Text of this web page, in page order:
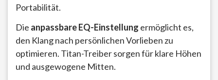
Portabilität.
Die anpassbare EQ-Einstellung ermöglicht es,
den Klang nach persönlichen Vorlieben zu
optimieren. Titan-Treiber sorgen für klare Höhen
und ausgewogene Mitten.